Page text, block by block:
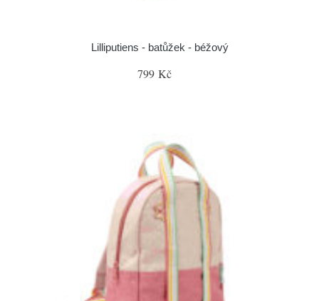
Lilliputiens - batůžek - béžový
799 Kč